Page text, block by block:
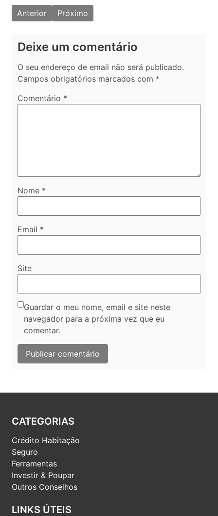
Navegação
de
Anterior Próximo
Deixe um comentário
O seu endereço de email não será publicado.
Campos obrigatórios marcados com *
Comentário *
Nome *
Email *
Site
Guardar o meu nome, email e site neste
navegador para a próxima vez que eu
comentar.
CATEGORIAS
Crédito Habitação
Seguro
Ferramentas
Investir & Poupar
Outros Conselhos
LINKS ÚTEIS